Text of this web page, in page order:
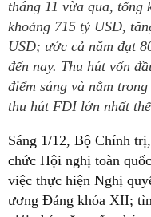
tháng 11 vừa qua, tổng
khoảng 715 tỷ USD,
USD; ước cả năm đạt
đến nay. Thu hút vốn
điểm sáng và nằm
thu hút FDI lớn nhất
Sáng 1/12, Bộ Chính
chức Hội nghị toàn
việc thực hiện Nghị
ương Đảng khóa XII;